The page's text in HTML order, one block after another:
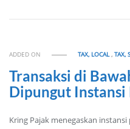
ADDED ON TAX, LOCAL,TAX,
Transaksi di
Dipungut
Kring Pajak menegaskan